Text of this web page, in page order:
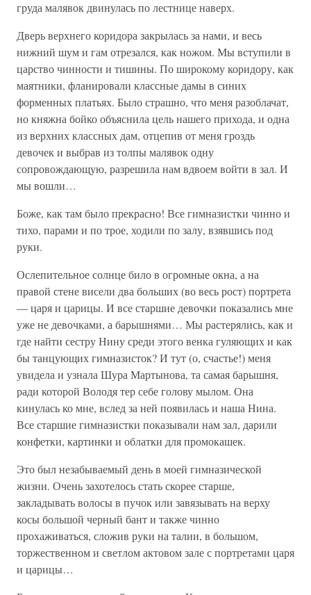
груда малявок двинулась по лестнице наверх.
Дверь верхнего коридора закрылась за нами, и весь
нижний шум и гам отрезался, как ножом. Мы вступили в
царство чинности и тишины. По широкому коридору, как
маятники, фланировали классные дамы в синих
форменных платьях. Было страшно, что меня разоблачат,
но княжна бойко объяснила цель нашего прихода, и одна
из верхних классных дам, отцепив от меня гроздь
девочек и выбрав из толпы малявок одну
сопровождающую, разрешила нам вдвоем войти в зал. И
мы вошли…
Боже, как там было прекрасно! Все гимназистки чинно и
тихо, парами и по трое, ходили по залу, взявшись под
руки.
Ослепительное солнце било в огромные окна, а на
правой стене висели два больших (во весь рост) портрета
— царя и царицы. И все старшие девочки показались мне
уже не девочками, а барышнями… Мы растерялись, как и
где найти сестру Нину среди этого венка гуляющих и как
бы танцующих гимназисток? И тут (о, счастье!) меня
увидела и узнала Шура Мартынова, та самая барышня,
ради которой Володя тер себе голову мылом. Она
кинулась ко мне, вслед за ней появилась и наша Нина.
Все старшие гимназистки показывали нам зал, дарили
конфетки, картинки и облатки для промокашек.
Это был незабываемый день в моей гимназической
жизни. Очень захотелось стать скорее старше,
закладывать волосы в пучок или завязывать на верху
косы большой черный бант и также чинно
прохаживаться, сложив руки на талии, в большом,
торжественном и светлом актовом зале с портретами царя
и царицы…